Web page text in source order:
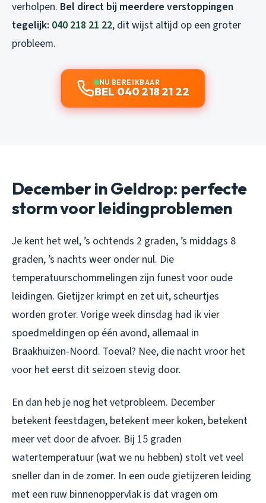
verholpen. Bel direct bij meerdere verstoppingen
tegelijk: 040 218 21 22, dit wijst altijd op een groter
probleem.
NU BEREIKBAAR
BEL 040 218 21 22
December in Geldrop: perfecte
storm voor leidingproblemen
Je kent het wel, ’s ochtends 2 graden, ’s middags 8
graden, ’s nachts weer onder nul. Die
temperatuurschommelingen zijn funest voor oude
leidingen. Gietijzer krimpt en zet uit, scheurtjes
worden groter. Vorige week dinsdag had ik vier
spoedmeldingen op één avond, allemaal in
Braakhuizen-Noord. Toeval? Nee, die nacht vroor het
voor het eerst dit seizoen stevig door.
En dan heb je nog het vetprobleem. December
betekent feestdagen, betekent meer koken, betekent
meer vet door de afvoer. Bij 15 graden
watertemperatuur (wat we nu hebben) stolt vet veel
sneller dan in de zomer. In een oude gietijzeren leiding
met een ruw binnenoppervlak is dat vragen om